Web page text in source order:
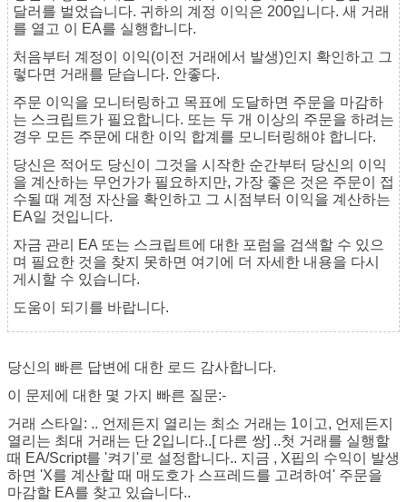
달러를 벌었습니다. 귀하의 계정 이익은 200입니다. 새 거래
를 열고 이 EA를 실행합니다.
처음부터 계정이 이익(이전 거래에서 발생)인지 확인하고 그
렇다면 거래를 닫습니다. 안좋다.
주문 이익을 모니터링하고 목표에 도달하면 주문을 마감하
는 스크립트가 필요합니다. 또는 두 개 이상의 주문을 하려는
경우 모든 주문에 대한 이익 합계를 모니터링해야 합니다.
당신은 적어도 당신이 그것을 시작한 순간부터 당신의 이익
을 계산하는 무언가가 필요하지만, 가장 좋은 것은 주문이 접
수될 때 계정 자산을 확인하고 그 시점부터 이익을 계산하는
EA일 것입니다.
자금 관리 EA 또는 스크립트에 대한 포럼을 검색할 수 있으
며 필요한 것을 찾지 못하면 여기에 더 자세한 내용을 다시
게시할 수 있습니다.
도움이 되기를 바랍니다.
당신의 빠른 답변에 대한 로드 감사합니다.
이 문제에 대한 몇 가지 빠른 질문:-
거래 스타일: .. 언제든지 열리는 최소 거래는 1이고, 언제든지
열리는 최대 거래는 단 2입니다..[ 다른 쌍] ..첫 거래를 실행할
때 EA/Script를 '켜기'로 설정합니다.. 지금 , X핍의 수익이 발생
하면 'X를 계산할 때 매도호가 스프레드를 고려하여' 주문을
마감할 EA를 찾고 있습니다..